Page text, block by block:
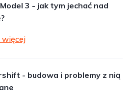
3 - jak tym jechać nad
więcej
- budowa i problemy z nią